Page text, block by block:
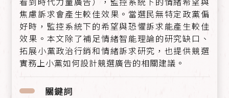
焦慮訴求會產生較佳效果。當選民無特定政黨偏
好時，監控系統下的希望與恐懼訴求能產生較佳
效果。本文除了補足情緒智能理論的研究缺口、
拓展小黨政治行銷和情緒訴求研究，也提供競選
實務上小黨如何設計競選廣告的相關建議。
關鍵詞